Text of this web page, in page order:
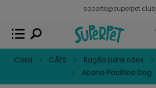
soporte@superpet.club
Casa CÃES Ração para cães
Acana Pacifica Dog
Superpet, comida para mascotas
APP GRATIS - En Google Play